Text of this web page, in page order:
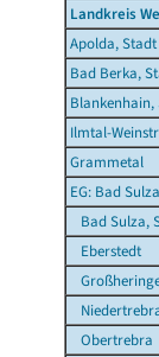
Landkreis
Apolda, Stadt
Bad Berka,
Blankenhain,
Ilmtal-
Grammetal
EG: Bad
Bad Sulza,
Eberstedt
Obertrebra